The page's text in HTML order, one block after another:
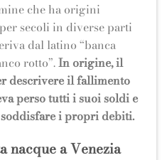
che ha origini
secoli in diverse parti
dal latino “banca
rotto”.In origine, il
descrivere il fallimento
perso tutti i suoi soldi e
i propri debiti.
nacque a Venezia